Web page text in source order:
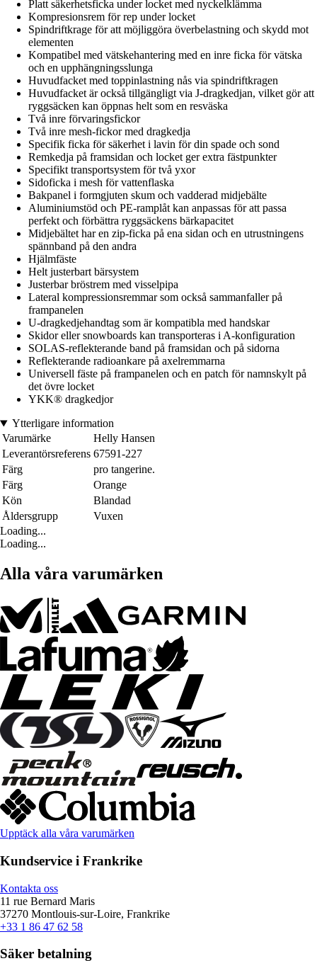
Platt säkerhetsficka under locket med nyckelklämma
Kompresionsrem för rep under locket
Spindriftkrage för att möjliggöra överbelastning och skydd mot
elementen
Kompatibel med vätskehantering med en inre ficka för vätska
och en upphängningsslunga
Huvudfacket med toppinlastning nås via spindriftkragen
Huvudfacket är också tillgängligt via J-dragkedjan, vilket gör att
ryggsäcken kan öppnas helt som en resväska
Två inre förvaringsfickor
Två inre mesh-fickor med dragkedja
Specifik ficka för säkerhet i lavin för din spade och sond
Remkedja på framsidan och locket ger extra fästpunkter
Specifikt transportsystem för två yxor
Sidoficka i mesh för vattenflaska
Bakpanel i formgjuten skum och vadderad midjebälte
Aluminiumstöd och PE-ramplåt kan anpassas för att passa
perfekt och förbättra ryggsäckens bärkapacitet
Midjebältet har en zip-ficka på ena sidan och en utrustningens
spännband på den andra
Hjälmfäste
Helt justerbart bärsystem
Justerbar bröstrem med visselpipa
Lateral kompressionsremmar som också sammanfaller på
frampanelen
U-dragkedjehandtag som är kompatibla med handskar
Skidor eller snowboards kan transporteras i A-konfiguration
SOLAS-reflekterande band på framsidan och på sidorna
Reflekterande radioankare på axelremmarna
Universell fäste på frampanelen och en patch för namnskylt på
det övre locket
YKK® dragkedjor
Ytterligare information
Varumärke
Helly Hansen
Leverantörsreferens 67591-227
Färg
pro tangerine.
Färg
Orange
Kön
Blandad
Åldersgrupp
Vuxen
Loading...
Loading...
Alla våra varumärken
Upptäck alla våra varumärken
Kundservice i Frankrike
Kontakta oss
11 rue Bernard Maris
37270 Montlouis-sur-Loire, Frankrike
+33 1 86 47 62 58
Säker betalning